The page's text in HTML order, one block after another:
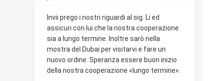
Invii prego i nostri riguardi al sig. Li ed
assicuri con lui che la nostra cooperazione
sia a lungo termine. Inoltre sarò nella
mostra del Dubai per visitarvi e fare un
nuovo ordine. Speranza essere buon inizio
della nostra cooperazione «lungo termine».